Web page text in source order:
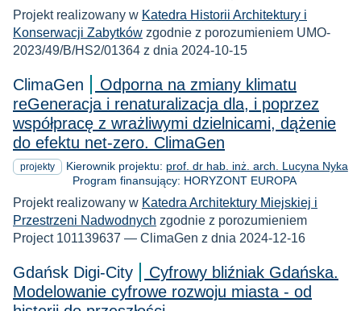
Projekt realizowany w Katedra Historii Architektury i
Konserwacji Zabytków zgodnie z porozumieniem UMO-
2023/49/B/HS2/01364 z dnia 2024-10-15
ClimaGen
Odporna na zmiany klimatu
reGeneracja i renaturalizacja dla, i poprzez
współpracę z wrażliwymi dzielnicami, dążenie
do efektu net-zero. ClimaGen
projekty Kierownik projektu: prof. dr hab. inż. arch. Lucyna Nyka
Program finansujący: HORYZONT EUROPA
Projekt realizowany w Katedra Architektury Miejskiej i
Przestrzeni Nadwodnych zgodnie z porozumieniem
Project 101139637 — ClimaGen z dnia 2024-12-16
Gdańsk Digi-City
Cyfrowy bliźniak Gdańska.
Modelowanie cyfrowe rozwoju miasta - od